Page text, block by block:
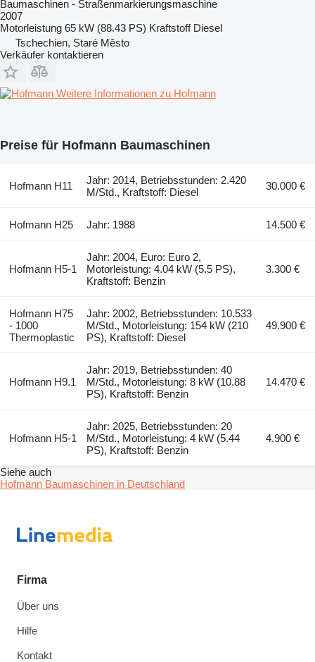
Baumaschinen - Straßenmarkierungsmaschine
2007
Motorleistung 65 kW (88.43 PS) Kraftstoff Diesel
Tschechien, Staré Město
Verkäufer kontaktieren
Weitere Informationen zu Hofmann
Preise für Hofmann Baumaschinen
Hofmann H11
Jahr: 2014, Betriebsstunden: 2.420
M/Std., Kraftstoff: Diesel
30.000 €
Hofmann H25 Jahr: 1988 14.500 €
Hofmann H5-1
Jahr: 2004, Euro: Euro 2,
Motorleistung: 4.04 kW (5.5 PS),
Kraftstoff: Benzin
3.300 €
Hofmann H75
- 1000
Thermoplastic
Jahr: 2002, Betriebsstunden: 10.533
M/Std., Motorleistung: 154 kW (210
PS), Kraftstoff: Diesel
49.900 €
Hofmann H9.1
Jahr: 2019, Betriebsstunden: 40
M/Std., Motorleistung: 8 kW (10.88
PS), Kraftstoff: Benzin
14.470 €
Hofmann H5-1
Jahr: 2025, Betriebsstunden: 20
M/Std., Motorleistung: 4 kW (5.44
PS), Kraftstoff: Benzin
4.900 €
Siehe auch
Hofmann Baumaschinen in Deutschland
Firma
Über uns
Hilfe
Kontakt